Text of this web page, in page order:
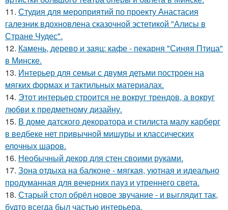
11. Студия для мероприятий по проекту Анастасия
галезник вдохновлена сказочной эстетикой "Алисы в
Стране Чудес".
12. Камень, дерево и заяц: кафе - пекарня "Синяя Птица"
в Минске.
13. Интерьер для семьи с двумя детьми построен на
мягких формах и тактильных материалах.
14. Этот интерьер строится не вокруг трендов, а вокруг
любви к предметному дизайну.
15. В доме датского декоратора и стилиста малу карберг
в ведбеке нет привычной мишуры и классических
елочных шаров.
16. Необычный декор для стен своими руками.
17. Зона отдыха на балконе - мягкая, уютная и идеально
продуманная для вечерних пауз и утреннего света.
18. Старый стол обрёл новое звучание - и выглядит так,
будто всегда был частью интерьера.